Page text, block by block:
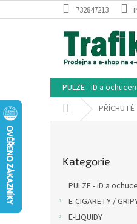
na
732847213
PULZE - iD a
Domů PŘÍCHUTĚ
kategorie
Kategorie
PULZE - iD a
E-CIGARETY /
E-LIQUIDY